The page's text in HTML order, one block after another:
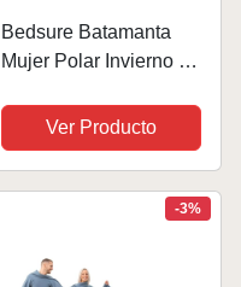
Bedsure Batamanta
Mujer Polar Invierno -
para Sofa, Manta con
Mangas con Bolsillo
Frontal, Tejido Felpa
Ver Producto
-3%